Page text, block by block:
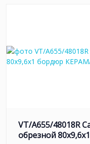
VT/A655/48018R
обрезной